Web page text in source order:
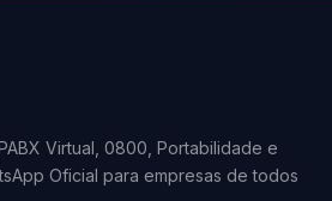
Virtual, 0800, Portabilidade e
Oficial para empresas de todos